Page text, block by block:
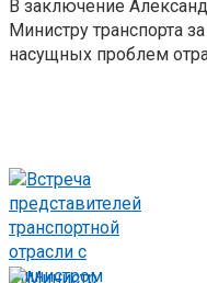
В заключение
Министру транспорта
насущных проблем